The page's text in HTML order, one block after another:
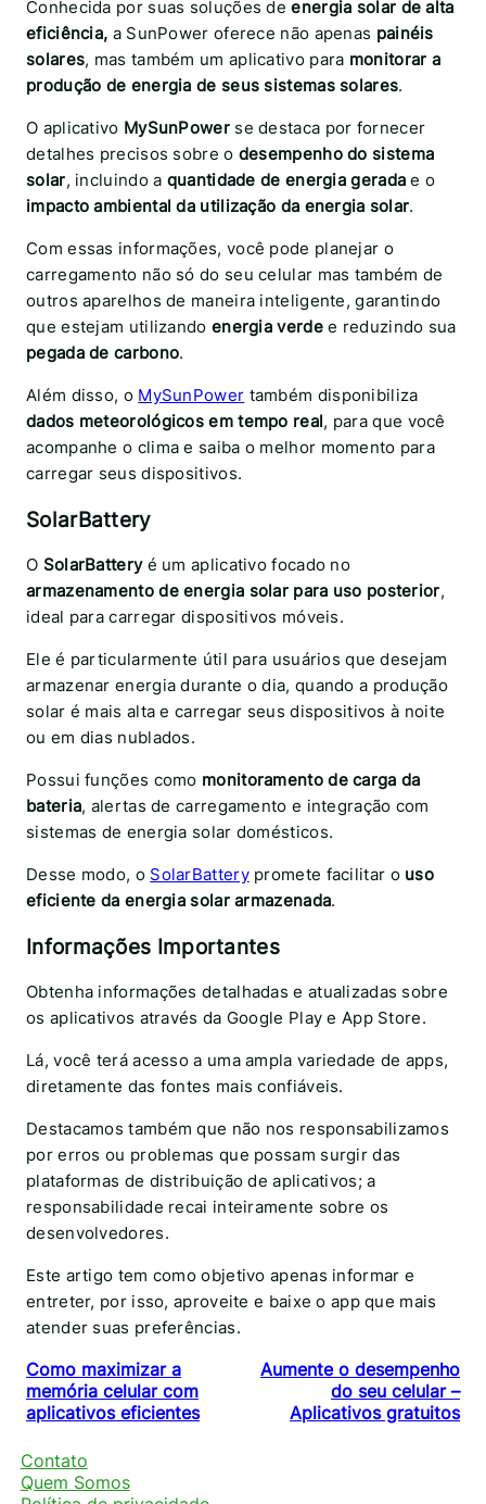
Conhecida por suas soluções deenergia solar de alta
eficiência, a SunPower oferece não apenas painéis
solares, mas também um aplicativo para monitorar a
produção de energia de seus sistemas solares.
O aplicativo MySunPowerse destaca por fornecer
detalhes precisos sobre o desempenho do sistema
solar, incluindo a quantidade de energia gerada e o
impacto ambiental da utilização da energia solar.
Com essas informações, você pode planejar o
carregamento não só do seu celular mas também de
outros aparelhos de maneira inteligente, garantindo
que estejam utilizando energia verdee reduzindo sua
pegada de carbono.
Além disso, o MySunPower também disponibiliza
dados meteorológicos em tempo real, para que você
acompanhe o clima e saiba o melhor momento para
carregar seus dispositivos.
SolarBattery
O SolarBatteryé um aplicativo focado no
armazenamento de energia solar para uso posterior,
ideal para carregar dispositivos móveis.
Ele é particularmente útil para usuários que desejam
armazenar energia durante o dia, quando a produção
solar é mais alta e carregar seus dispositivos à noite
ou em dias nublados.
Possui funções como monitoramento de carga da
bateria, alertas de carregamento e integração com
sistemas de energia solar domésticos.
Desse modo, o SolarBatterypromete facilitar ouso
eficiente da energia solar armazenada.
Informações Importantes
Obtenha informações detalhadas e atualizadas sobre
os aplicativos através da Google Play e App Store.
Lá, você terá acesso a uma ampla variedade de apps,
diretamente das fontes mais confiáveis.
Destacamos também que não nos responsabilizamos
por erros ou problemas que possam surgir das
plataformas de distribuição de aplicativos; a
responsabilidade recai inteiramente sobre os
desenvolvedores.
Este artigo tem como objetivo apenas informar e
entreter, por isso, aproveite e baixe o app que mais
atender suas preferências.
Como maximizar a
memória celular com
aplicativos eficientes
Aumente o desempenho
do seu celular –
Aplicativos gratuitos
Contato
Quem Somos